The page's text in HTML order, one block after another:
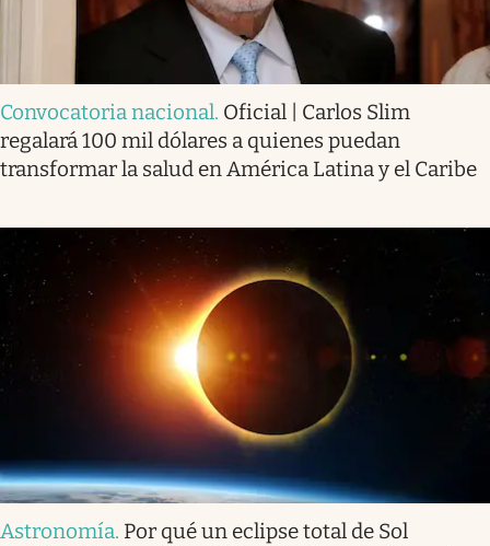
Convocatoria nacional. Oficial | Carlos Slim
regalará 100 mil dólares a quienes puedan
transformar la salud en América Latina y el Caribe
Astronomía. Por qué un eclipse total de Sol